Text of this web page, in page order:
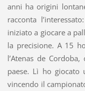
anni ha origini
racconta
iniziato a giocare a
la precisione. A 15
l’Atenas de
paese. Lì ho giocato
vincendo il